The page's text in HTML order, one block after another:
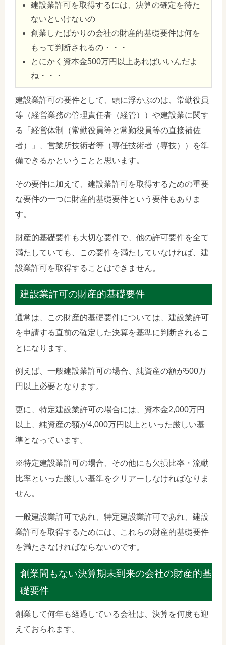
建設業許可を取得するには、決算の確定を待た
ないといけないの
創業したばかりの会社の財産的基礎要件は何を
もって判断されるの・・・
とにかく資本金500万円以上あればいいんだよ
ね・・・
建設業許可の要件として、頭に浮かぶのは、常勤役員
等（経営業務の管理責任者（経管））や建設業に関す
る「経営体制（常勤役員等と常勤役員等の直接補佐
者）」、営業所技術者等（専任技術者（専技））を準
備できるかということと思います。
その要件に加えて、建設業許可を取得するための重要
な要件の一つに財産的基礎要件という要件もありま
す。
財産的基礎要件も大切な要件で、他の許可要件を全て
満たしていても、この要件を満たしていなければ、建
設業許可を取得することはできません。
建設業許可の財産的基礎要件
通常は、この財産的基礎要件については、建設業許可
を申請する直前の確定した決算を基準に判断されるこ
とになります。
例えば、一般建設業許可の場合、純資産の額が500万
円以上必要となります。
更に、特定建設業許可の場合には、資本金2,000万円
以上、純資産の額が4,000万円以上といった厳しい基
準となっています。
※特定建設業許可の場合、その他にも欠損比率・流動
比率といった厳しい基準をクリアーしなければなりま
せん。
一般建設業許可であれ、特定建設業許可であれ、建設
業許可を取得するためには、これらの財産的基礎要件
を満たさなければならないのです。
創業間もない決算期未到来の会社の財産的基
礎要件
創業して何年も経過している会社は、決算を何度も迎
えておられます。